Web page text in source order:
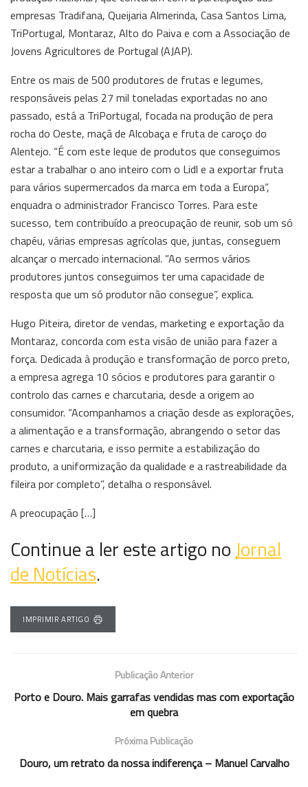
empresas Tradifana, Queijaria Almerinda, Casa Santos Lima,
TriPortugal, Montaraz, Alto do Paiva e com a Associação de
Jovens Agricultores de Portugal (AJAP).
Entre os mais de 500 produtores de frutas e legumes,
responsáveis pelas 27 mil toneladas exportadas no ano
passado, está a TriPortugal, focada na produção de pera
rocha do Oeste, maçã de Alcobaça e fruta de caroço do
Alentejo. “É com este leque de produtos que conseguimos
estar a trabalhar o ano inteiro com o Lidl e a exportar fruta
para vários supermercados da marca em toda a Europa”,
enquadra o administrador Francisco Torres. Para este
sucesso, tem contribuído a preocupação de reunir, sob um só
chapéu, várias empresas agrícolas que, juntas, conseguem
alcançar o mercado internacional. “Ao sermos vários
produtores juntos conseguimos ter uma capacidade de
resposta que um só produtor não consegue”, explica.
Hugo Piteira, diretor de vendas, marketing e exportação da
Montaraz, concorda com esta visão de união para fazer a
força. Dedicada à produção e transformação de porco preto,
a empresa agrega 10 sócios e produtores para garantir o
controlo das carnes e charcutaria, desde a origem ao
consumidor. “Acompanhamos a criação desde as explorações,
a alimentação e a transformação, abrangendo o setor das
carnes e charcutaria, e isso permite a estabilização do
produto, a uniformização da qualidade e a rastreabilidade da
fileira por completo”, detalha o responsável.
A preocupação […]
Continue a ler este artigo noJornal
de Notícias.
IMPRIMIR ARTIGO
Publicação Anterior
Porto e Douro. Mais garrafas vendidas mas com exportação
em quebra
Próxima Publicação
Douro, um retrato da nossa indiferença – Manuel Carvalho